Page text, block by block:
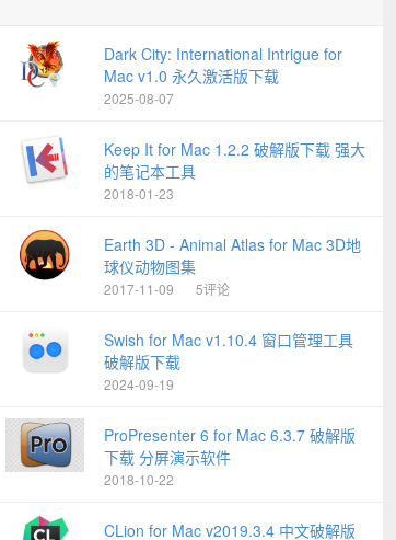
Dark City: International Intrigue for
Mac v1.0 永久激活版下载
2025-08-07
Keep It for Mac 1.2.2 破解版下载 强大
的笔记本工具
2018-01-23
Earth 3D - Animal Atlas for Mac 3D地
球仪动物图集
2017-11-09 5评论
Swish for Mac v1.10.4 窗口管理工具
破解版下载
2024-09-19
ProPresenter 6 for Mac 6.3.7 破解版
下载 分屏演示软件
2018-10-22
CLion for Mac v2019.3.4 中文破解版